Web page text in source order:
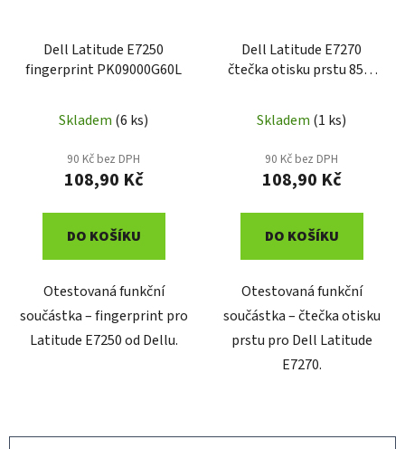
Dell Latitude E7250
fingerprint PK09000G60L
Skladem (6 ks)
90 Kč bez DPH
108,90 Kč
DO KOŠÍKU
Otestovaná funkční
součástka – fingerprint pro
Latitude E7250 od Dellu.
Dell Latitude E7270
čtečka otisku prstu 850-
Skladem (1 ks)
90 Kč bez DPH
108,90 Kč
DO KOŠÍKU
Otestovaná funkční
součástka – čtečka otisku
prstu pro Dell Latitude
E7270.